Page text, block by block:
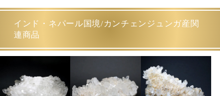
インド・ネパール国境/カンチェンジュンガ産関
連商品